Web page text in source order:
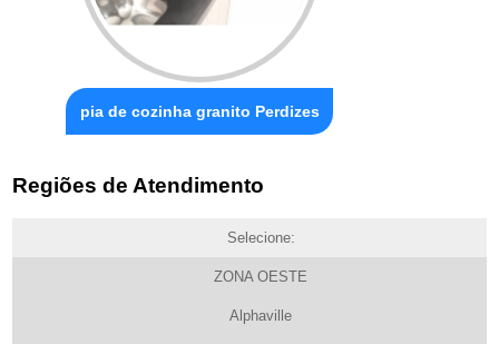
pia de cozinha granito Perdizes
Regiões de Atendimento
Selecione:
ZONA OESTE
Alphaville